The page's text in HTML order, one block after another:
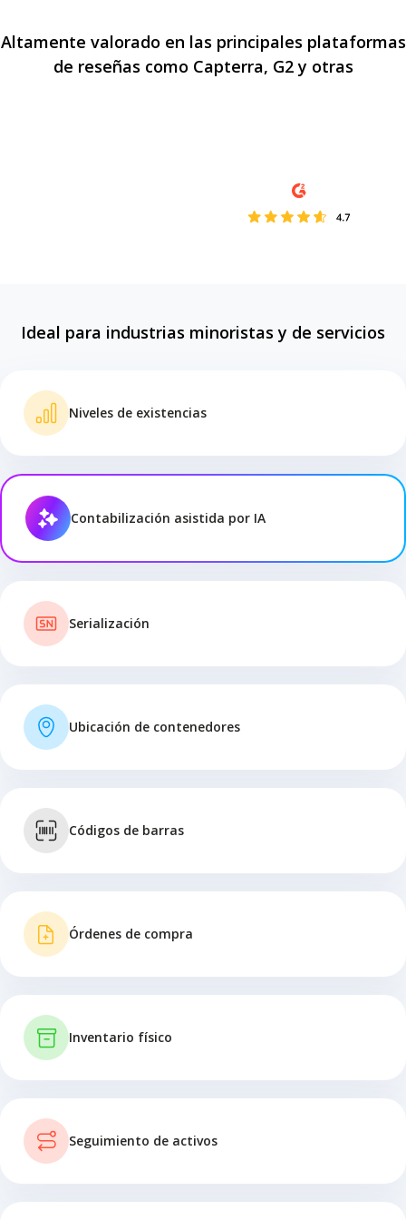
Altamente valorado en las principales plataformas
de reseñas como Capterra, G2 y otras
Ideal para industrias minoristas y de servicios
Niveles de existencias
Contabilización asistida por IA
Serialización
Ubicación de contenedores
Códigos de barras
Órdenes de compra
Inventario físico
Seguimiento de activos